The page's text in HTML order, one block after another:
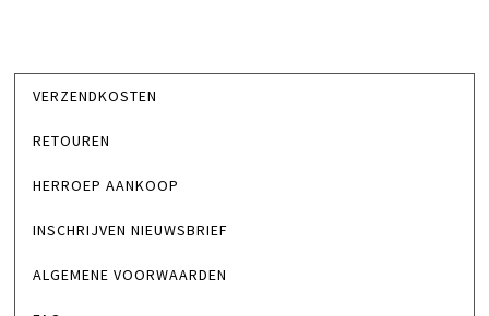
VERZENDKOSTEN
RETOUREN
HERROEP AANKOOP
INSCHRIJVEN NIEUWSBRIEF
ALGEMENE VOORWAARDEN